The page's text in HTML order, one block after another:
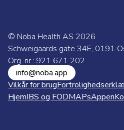
© Noba Health AS 2026
Schweigaards gate 34E, 0191
Org. nr.: 921 671 202
info@noba.app
Vilkår for brug
HjemIBS og FODMAPsAppen